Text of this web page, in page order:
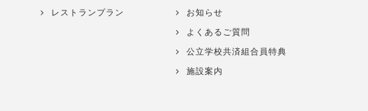
レストランプラン
お知らせ
よくあるご質問
公立学校共済組合員特典
施設案内